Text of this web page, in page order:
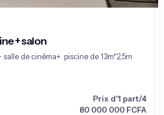
+ salon
salle de cinéma+ piscine de 13m*2,5m
Prix d'1 part/4
80 000 000 FCFA